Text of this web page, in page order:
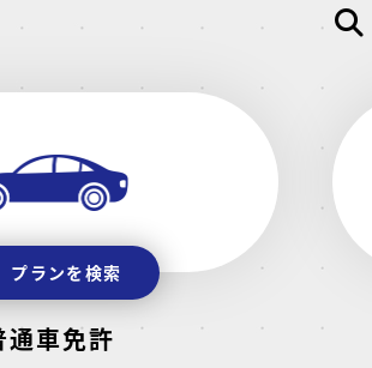
プランを検索
通車免許